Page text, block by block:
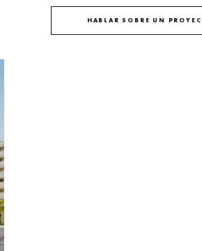
HABLAR SOBRE UN